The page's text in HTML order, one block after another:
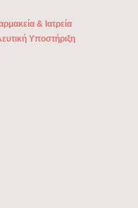
& Ιατρεία
Υποστήριξη